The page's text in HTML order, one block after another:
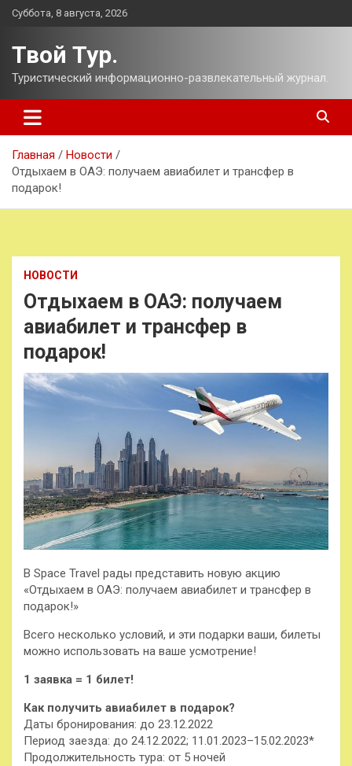
Перейти
Суббота, 8 августа, 2026
Твой Тур.
Туристический информационно-развлекательный журнал.
Главная
Новости
Отдыхаем в ОАЭ: получаем авиабилет и трансфер в
подарок!
НОВОСТИ
Отдыхаем в ОАЭ: получаем
авиабилет и трансфер в
подарок!
В Space Travel рады представить новую акцию
«Отдыхаем в ОАЭ: получаем авиабилет и трансфер в
подарок!»
Всего несколько условий, и эти подарки ваши, билеты
можно использовать на ваше усмотрение!
1 заявка = 1 билет!
Как получить авиабилет в подарок?
Даты бронирования: до 23.12.2022
Период заезда: до 24.12.2022; 11.01.2023–15.02.2023*
Продолжительность тура: от 5 ночей